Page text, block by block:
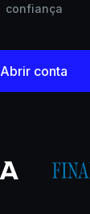
confiança
Abrir conta